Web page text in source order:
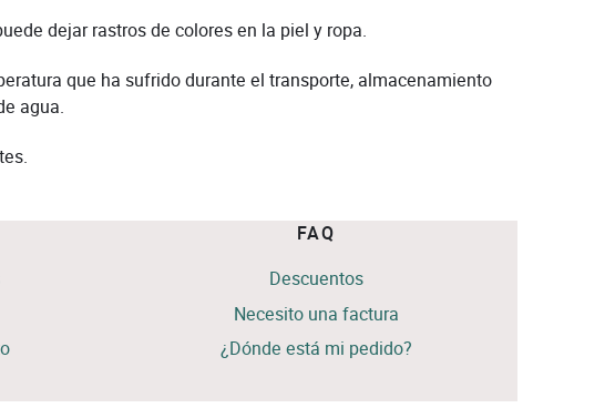
dejar rastros de colores en la piel y ropa.
que ha sufrido durante el transporte, almacenamiento
agua.
FAQ
Descuentos
Necesito una factura
¿Dónde está mi pedido?